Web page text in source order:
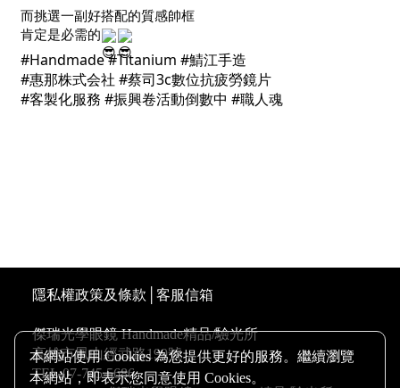
本網站使用 Cookies 為您提供更好的服務。繼續瀏覽
本網站，即表示您同意使用 Cookies。
而挑選一副好搭配的質感帥框
肯定是必需的
#Handmade#Titanium #鯖江手造
#惠那株式会社 #蔡司3c數位抗疲勞鏡片
#客製化服務 #振興卷活動倒數中 #職人魂
隱私權政策及條款 客服信箱
傑瑞光學眼鏡 Handmade精品/驗光所
高雄市鳳山經武路199號
TEL:07-745 5686